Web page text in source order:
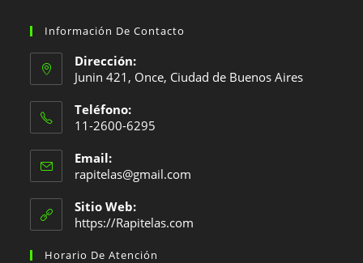
abre
en
una
nueva
pestaña
abre
una
pestaña
abre
una
pestaña
Información De Contacto
Dirección:
Junin 421, Once, Ciudad de Buenos Aires
Teléfono:
11-2600-6295
abre
en
tu
aplicación
Email:
rapitelas@gmail.com
aplicación
Sitio Web:
https://Rapitelas.com
Horario De Atención